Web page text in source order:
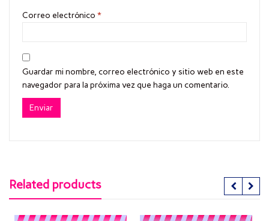
Correo electrónico *
Guardar mi nombre, correo electrónico y sitio web en este
navegador para la próxima vez que haga un comentario.
Related products